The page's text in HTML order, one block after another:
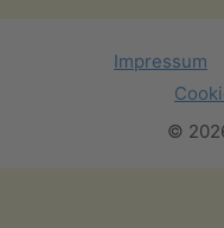
Impressum
©